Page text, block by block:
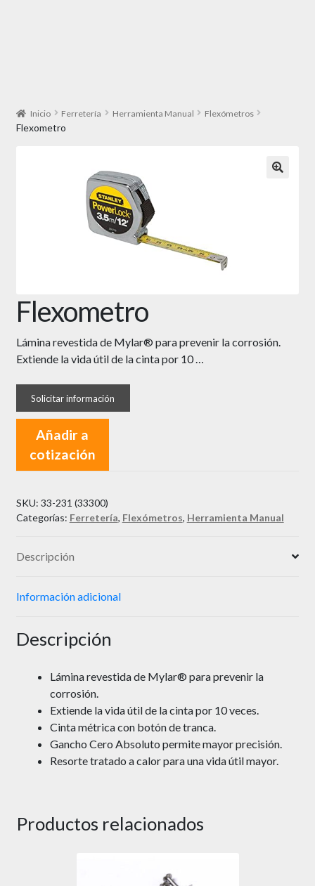
Inicio Ferretería Herramienta Manual Flexómetros
Flexometro
Flexometro
Lámina revestida de Mylar® para prevenir la corrosión.
Extiende la vida útil de la cinta por 10 …
Añadir a
cotización
SKU: 33-231 (33300)
Categorías: Ferretería, Flexómetros, Herramienta Manual
Descripción
Información adicional
Descripción
Lámina revestida de Mylar® para prevenir la
corrosión.
Extiende la vida útil de la cinta por 10 veces.
Cinta métrica con botón de tranca.
Gancho Cero Absoluto permite mayor precisión.
Resorte tratado a calor para una vida útil mayor.
Productos relacionados